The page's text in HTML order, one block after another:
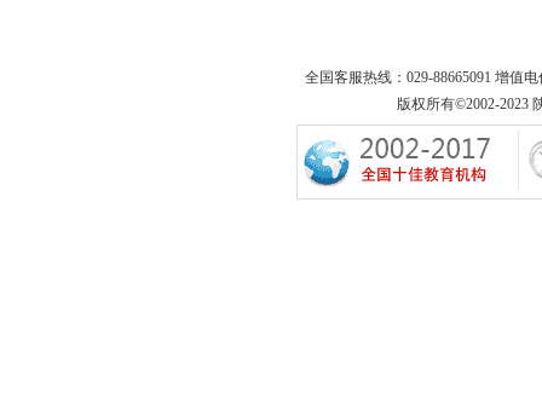
全国客服热线：029-88665091 增值
版权所有©2002-2023